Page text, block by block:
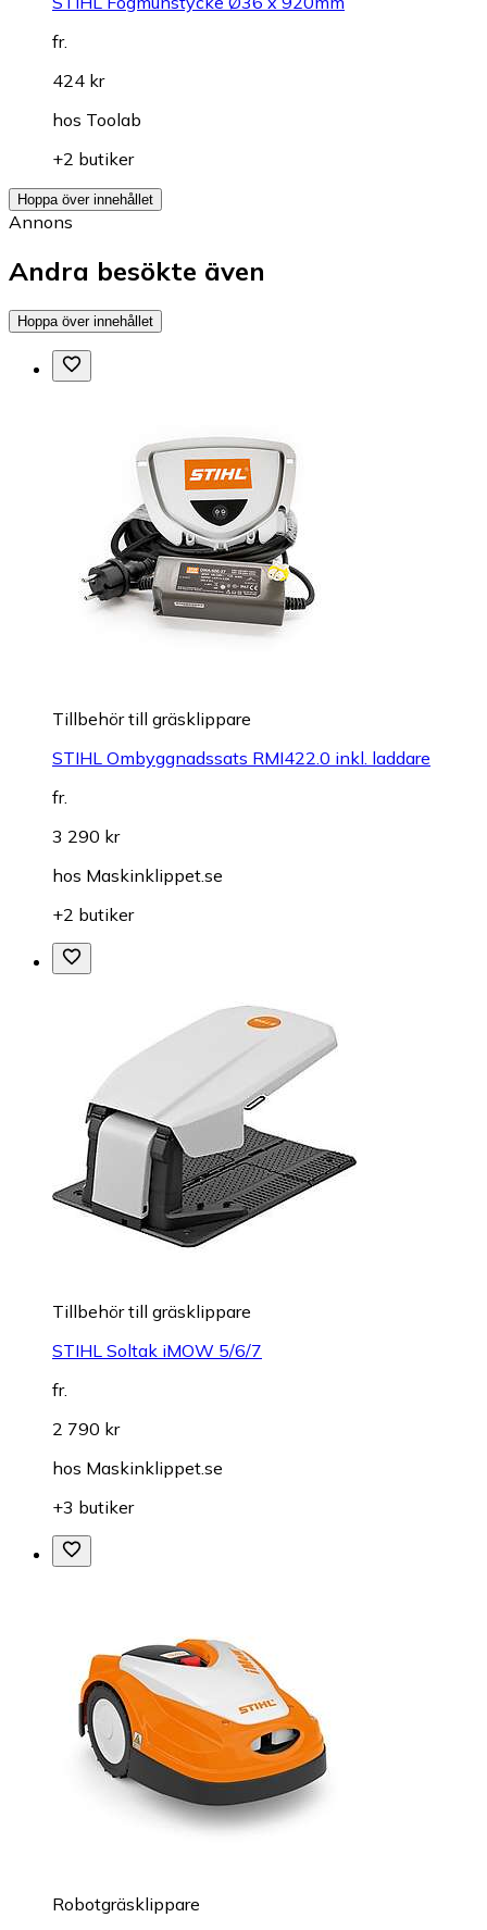
fr.
424 kr
hos Toolab
+2 butiker
Hoppa över innehållet
Annons
Andra besökte även
Hoppa över innehållet
Tillbehör till gräsklippare
STIHL Ombyggnadssats RMI422.0 inkl. laddare
fr.
3 290 kr
hos Maskinklippet.se
+2 butiker
Tillbehör till gräsklippare
STIHL Soltak iMOW 5/6/7
fr.
2 790 kr
hos Maskinklippet.se
+3 butiker
Robotgräsklippare